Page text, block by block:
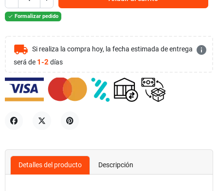
 Formalizar pedido
local_shipping Si realiza la compra hoy, la fecha estimada de entrega
será de 1-2 días
info
Detalles del producto Descripción